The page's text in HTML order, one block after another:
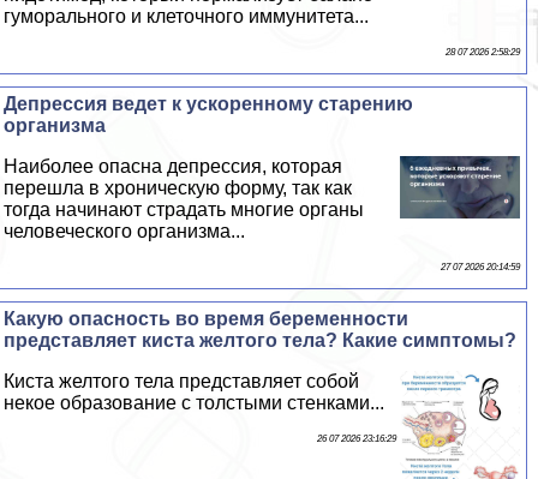
гумopaльного и клеточного иммунитета...
28 07 2026 2:58:29
Депрессия ведет к ускоренному старению
организма
Наиболее опасна депрессия, которая
перешла в хроническую форму, так как
тогда начинают страдать многие органы
человеческого организма...
27 07 2026 20:14:59
Какую опасность во время беременности
представляет киста желтого тела? Какие симптомы?
Киста желтого тела представляет собой
некое образование с толстыми стенками...
26 07 2026 23:16:29